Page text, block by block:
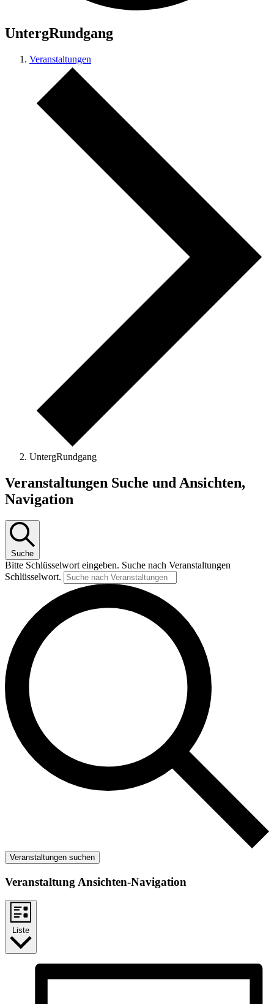
UntergRundgang
Veranstaltungen
UntergRundgang
Veranstaltungen
Veranstaltungen Suche und Ansichten,
Navigation
Suche
Bitte Schlüsselwort eingeben. Suche nach Veranstaltungen
Schlüsselwort.
Veranstaltungen suchen
Veranstaltung Ansichten-Navigation
Liste